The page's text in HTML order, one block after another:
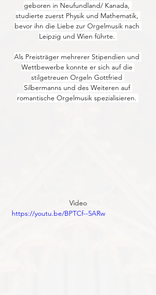
geboren in Neufundland/ Kanada,
studierte zuerst Physik und Mathematik,
bevor ihn die Liebe zur Orgelmusik nach
Leipzig und Wien führte.
Als Preisträger mehrerer Stipendien und
Wettbewerbe konnte er sich auf die
stilgetreuen Orgeln Gottfried
Silbermanns und des Weiteren auf
romantische Orgelmusik spezialisieren.
Video
https://youtu.be/BPTCf--5ARw